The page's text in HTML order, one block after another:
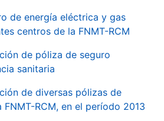
de energía eléctrica y gas
centros de la FNMT-RCM
de póliza de seguro
sanitaria
de diversas pólizas de
RCM, en el período 2013